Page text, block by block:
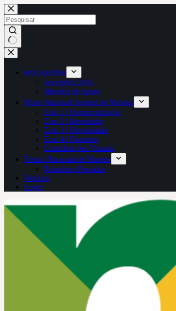
Pular
para
o
conteúdo
Sem
resultados
(re)Conexões
Inscrições 2026
Material de Apoio
Plano Nacional Setorial de Museus
Eixo 1 | Democratização
Eixo 2 | Identidade
Eixo 3 | Diversidade
Eixo 4 | Fomento
Contribuições Virtuais
Fórum Nacional de Museus
Relatórios Passados
Notícias
Login